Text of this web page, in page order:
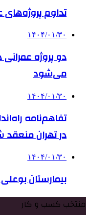
تداوم
۱۴۰۴/۰۱/۳۰
دو پروژه عمرانی
می‌شود
۱۴۰۴/۰۱/۳۰
تفاهم‌نامه
در تهران
۱۴۰۴/۰۱/۳۰
بیمارستان
منتخب کسب و کار